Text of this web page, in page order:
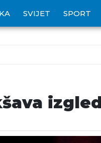
SVIJET SPORT